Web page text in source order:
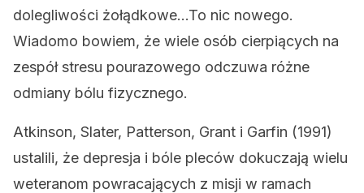
dolegliwości żołądkowe…To nic nowego.
Wiadomo bowiem, że wiele osób cierpiących na
zespół stresu pourazowego odczuwa różne
odmiany bólu fizycznego.
Atkinson, Slater, Patterson, Grant i Garfin (1991)
ustalili, że depresja i bóle pleców dokuczają wielu
weteranom powracających z misji w ramach